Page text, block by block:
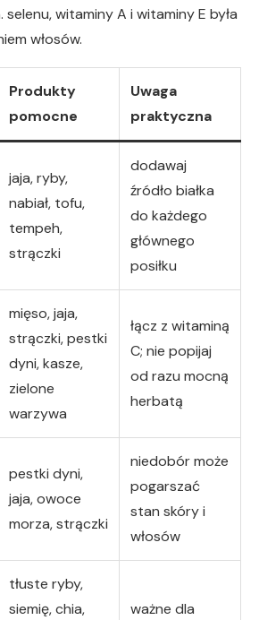
witaminy A i witaminy E była
włosów.
Produkty
pomocne
Uwaga
praktyczna
jaja, ryby,
nabiał, tofu,
tempeh,
strączki
dodawaj
źródło białka
do każdego
głównego
posiłku
mięso, jaja,
strączki, pestki
dyni, kasze,
zielone
warzywa
łącz z witaminą
C; nie popijaj
od razu mocną
herbatą
pestki dyni,
jaja, owoce
morza, strączki
niedobór może
pogarszać
stan skóry i
włosów
tłuste ryby,
siemię, chia,
ważne dla